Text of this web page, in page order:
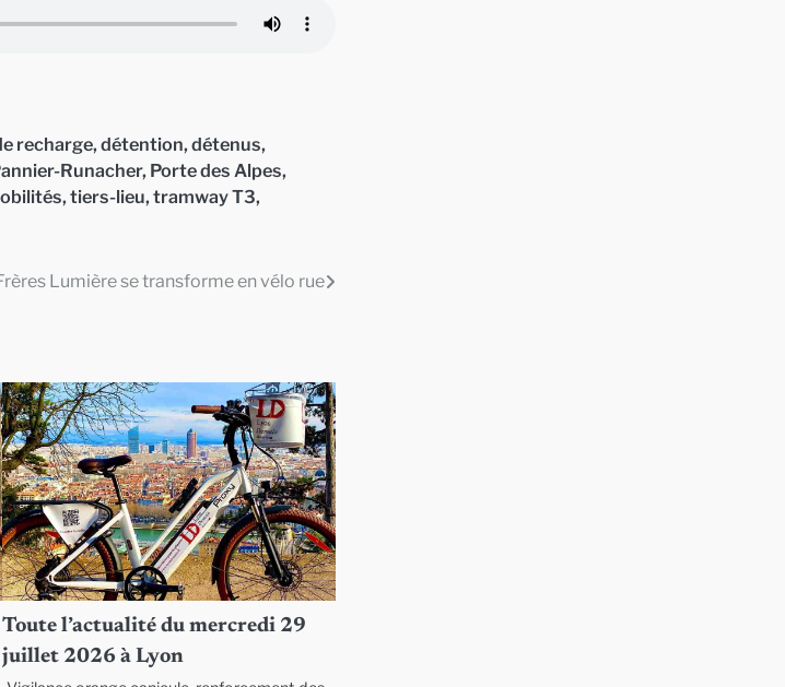
recharge, détention, détenus,
Runacher, Porte des Alpes,
, tiers-lieu, tramway T3,
Lumière se transforme en vélo rue
Toute l’actualité du mercredi 29
juillet 2026 à Lyon